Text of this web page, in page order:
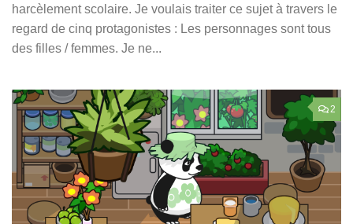
harcèlement scolaire. Je voulais traiter ce sujet à travers le
regard de cinq protagonistes : Les personnages sont tous
des filles / femmes. Je ne...
2